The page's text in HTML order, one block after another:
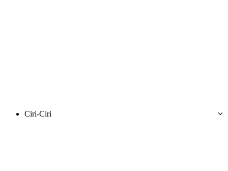
Ciri-Ciri